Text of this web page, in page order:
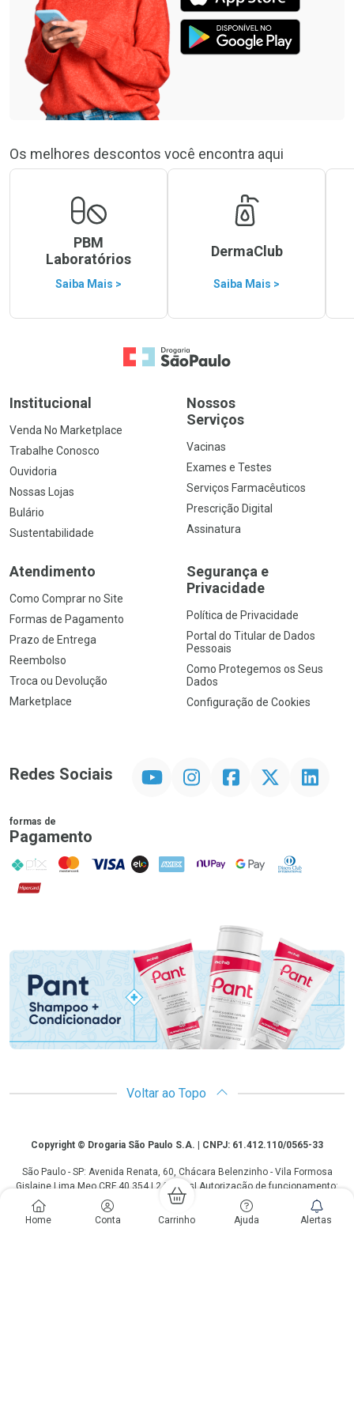
Home Conta Carrinho Ajuda Alertas
Os melhores descontos você encontra aqui
PBM
Laboratórios
Saiba Mais >
DermaClub
Saiba Mais >
Ir para a Home
Institucional
Venda No Marketplace
Trabalhe Conosco
Ouvidoria
Nossas Lojas
Bulário
Sustentabilidade
Nossos
Serviços
Vacinas
Exames e Testes
Serviços Farmacêuticos
Prescrição Digital
Assinatura
Atendimento
Como Comprar no Site
Formas de Pagamento
Prazo de Entrega
Reembolso
Troca ou Devolução
Marketplace
Segurança e
Privacidade
Política de Privacidade
Portal do Titular de Dados
Pessoais
Como Protegemos os Seus
Dados
Configuração de Cookies
Redes Sociais InstagramFacebookTwitter Linkedin
formas de
Pagamento
PIX MasterCard
VISA ELO AMEX NuPay Google PayDiners Club
Hipercard
Voltar ao Topo
CopyrightCopyright © Drogaria São Paulo S.A. | CNPJ: 61.412.110/0565-33
São Paulo - SP: Avenida Renata, 60, Chácara Belenzinho - Vila Formosa
Gislaine Lima Meo CRF 40.354 | 24 horas| Autorização de funcionamento:
Processo: 2531.559767/2014-90 Autorização/MS: 7.31847.3 | As
informações contidas neste site, como promoções e ofertas de remédios e
medicamentos, não devem ser usadas para automedicação e não